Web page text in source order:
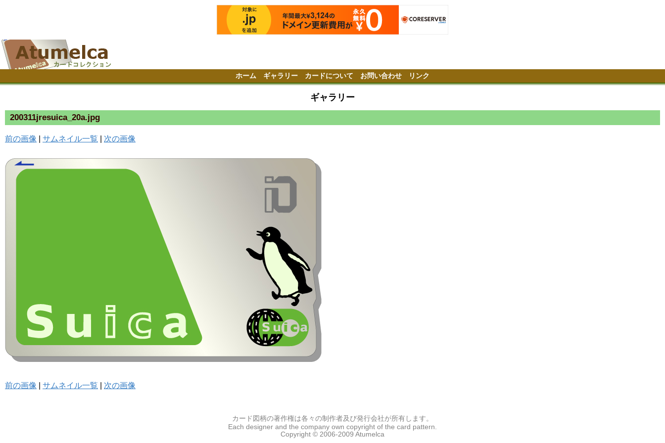
ホーム ギャラリー カードについて お問い合わせ リンク
ギャラリー
200311jresuica_20a.jpg
前の画像 サムネイル一覧 次の画像
前の画像 サムネイル一覧 次の画像
カード図柄の著作権は各々の制作者及び発行会社が所有します。
Each designer and the company own copyright of the card pattern.
Copyright © 2006-2009 Atumelca